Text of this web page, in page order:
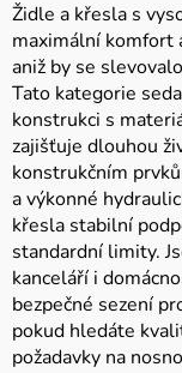
Židle a křesla s
maximální komfort
aniž by se
Tato kategorie
konstrukci s
zajišťuje dlouhou
konstrukčním
a výkonné
křesla stabilní
standardní limity.
kanceláří i
bezpečné sezení
pokud hledáte
požadavky na